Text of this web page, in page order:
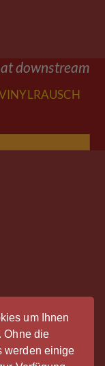
um Ihnen
Ohne die
werden einige
downstream